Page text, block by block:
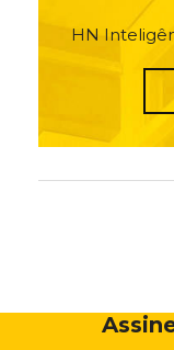
HN